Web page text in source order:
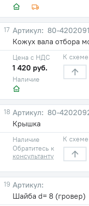
17
80-4202091
Кожух вала отбора
Наличие
Цена с НДС
1 420 руб.
К схеме
18
80-
Крышка
Наличие
Обратитесь к
консультанту
К схеме
19
Шайба d= 8 (гровер)